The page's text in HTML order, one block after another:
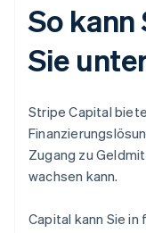
So
Sie
Stripe Capital
Zugang zu
wachsen kann.
Capital kann Sie